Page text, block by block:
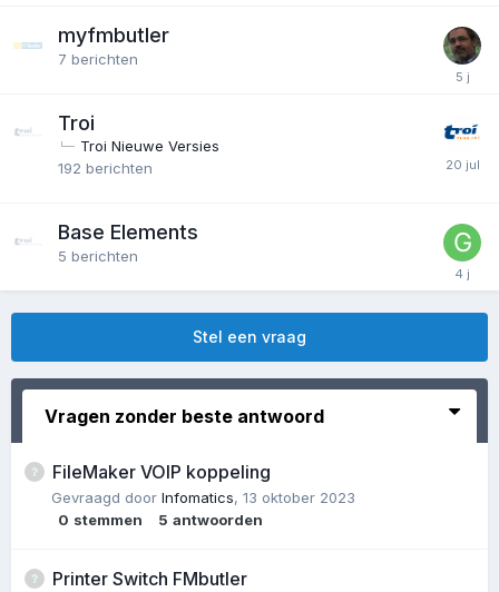
myfmbutler
7 berichten
Troi
Troi Nieuwe Versies
192 berichten
Base Elements
5 berichten
Stel een vraag
Vragen zonder beste antwoord
FileMaker VOIP koppeling
Gevraagd door Infomatics, 13 oktober 2023
0 stemmen 5 antwoorden
Printer Switch FMbutler